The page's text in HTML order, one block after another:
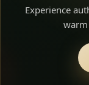
Experience